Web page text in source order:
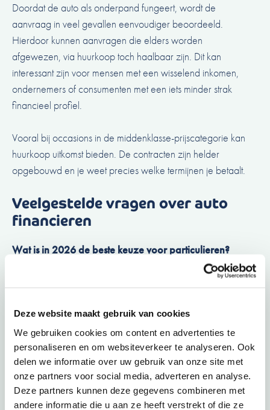
Deze website maakt gebruik van cookies
We gebruiken cookies om content en advertenties te
personaliseren en om websiteverkeer te analyseren. Ook
delen we informatie over uw gebruik van onze site met
onze partners voor social media, adverteren en analyse.
Deze partners kunnen deze gegevens combineren met
andere informatie die u aan ze heeft verstrekt of die ze
Doordat de auto als onderpand fungeert, wordt de
aanvraag in veel gevallen eenvoudiger beoordeeld.
Hierdoor kunnen aanvragen die elders worden
afgewezen, via huurkoop toch haalbaar zijn. Dit kan
interessant zijn voor mensen met een wisselend inkomen,
ondernemers of consumenten met een iets minder strak
financieel profiel.
Vooral bij occasions in de middenklasse-prijscategorie kan
huurkoop uitkomst bieden. De contracten zijn helder
opgebouwd en je weet precies welke termijnen je betaalt.
Veelgestelde vragen over auto
financieren
Wat is in 2026 de beste keuze voor particulieren?
Voor de meeste particulieren is de persoonlijke lening de
meest overzichtelijke én voordelige optie. Je bent direct
adviseurs kunnen met je meedenken welke vorm het beste
past bij jouw situatie.
Is financial lease alleen voor ondernemers?
Ja, financial lease is primair zakelijk. Voor privégebruik
past een persoonlijke lening of huurkoop beter.